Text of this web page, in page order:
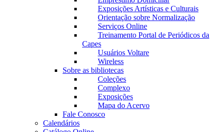
Exposições Artísticas e Culturais
Orientação sobre Normalização
Serviços Online
Treinamento Portal de Periódicos da
Capes
Usuários Voltare
Wireless
Sobre as bibliotecas
Coleções
Complexo
Exposições
Mapa do Acervo
Fale Conosco
Calendários